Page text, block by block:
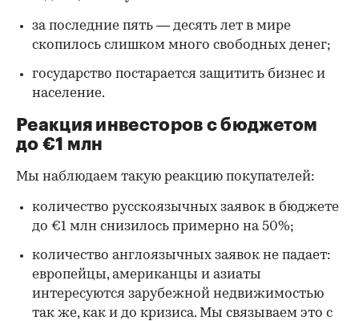
за последние пять — десять лет в мире
скопилось слишком много свободных денег;
государство постарается защитить бизнес и
население.
Реакция инвесторов с бюджетом
до €1 млн
Мы наблюдаем такую реакцию покупателей:
количество русскоязычных заявок в бюджете
до €1 млн снизилось примерно на 50%;
количество англоязычных заявок не падает:
европейцы, американцы и азиаты
интересуются зарубежной недвижимостью
так же, как и до кризиса. Мы связываем это с